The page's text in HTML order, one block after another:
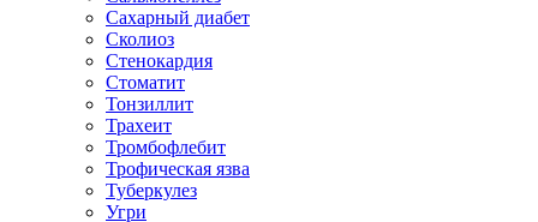
Сахарный диабет
Сколиоз
Стенокардия
Стоматит
Тонзиллит
Трахеит
Тромбофлебит
Трофическая язва
Туберкулез
Угри